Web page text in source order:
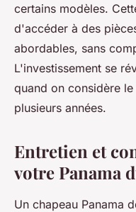
certains modèles.
d'accéder à des
abordables, sans
L'investissement se
quand on considère
plusieurs années.
Entretien et
votre Panama
Un chapeau Panama